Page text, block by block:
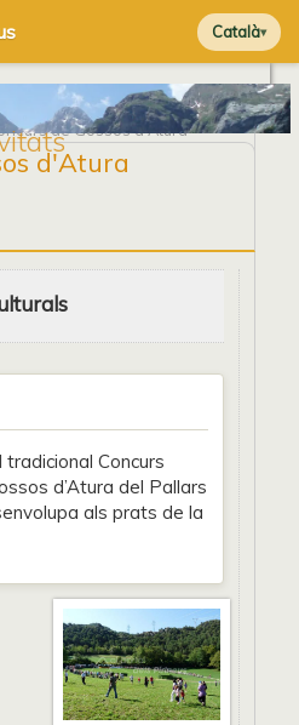
Català
de Gossos d'Atura
d'Atura
Concurs
d’Atura del Pallars
als prats de la